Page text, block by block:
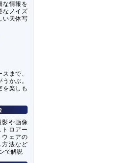
な情報を
なノイズ
い天体写
まで、
かぶ。
を楽しも
影や画像
ロアー
ウェアの
方法など
で解説